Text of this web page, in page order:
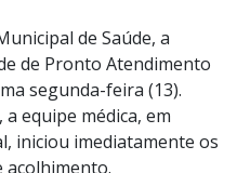
de Saúde, a
de Pronto Atendimento
segunda-feira (13).
equipe médica, em
iniciou imediatamente os
acolhimento.